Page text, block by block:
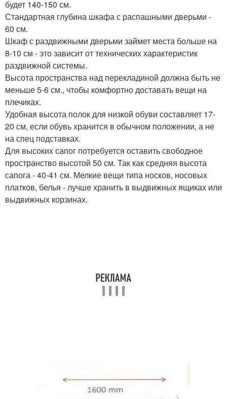
будет 140-150 см.
Стандартная глубина шкафа с распашными дверьми -
60 см.
Шкаф с раздвижными дверьми займет места больше на
8-10 см - это зависит от технических характеристик
раздвижной системы.
Высота пространства над перекладиной должна быть не
меньше 5-6 см., чтобы комфортно доставать вещи на
плечиках.
Удобная высота полок для низкой обуви составляет 17-
20 см, если обувь хранится в обычном положении, а не
на спец подставках.
Для высоких сапог потребуется оставить свободное
пространство высотой 50 см. Так как средняя высота
сапога - 40-41 см. Мелкие вещи типа носков, носовых
платков, белья - лучше хранить в выдвижных ящиках или
выдвижных корзинах.